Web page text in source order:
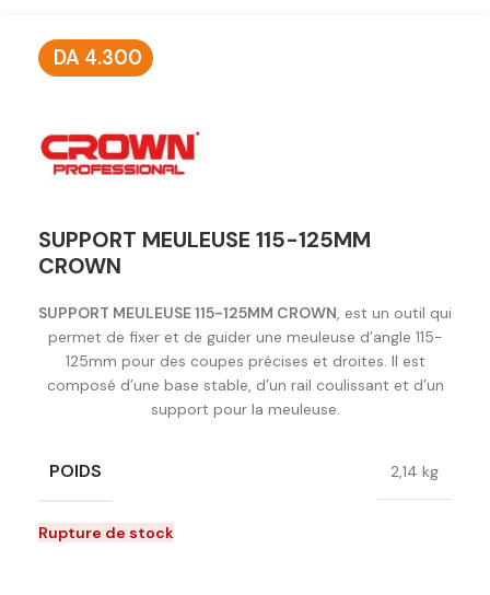
DA 4.300
SUPPORT MEULEUSE 115-125MM
CROWN
SUPPORT MEULEUSE 115-125MM CROWN, est un outil qui
permet de fixer et de guider une meuleuse d’angle 115-
125mm pour des coupes précises et droites. Il est
composé d’une base stable, d’un rail coulissant et d’un
support pour la meuleuse.
POIDS 2,14 kg
Rupture de stock